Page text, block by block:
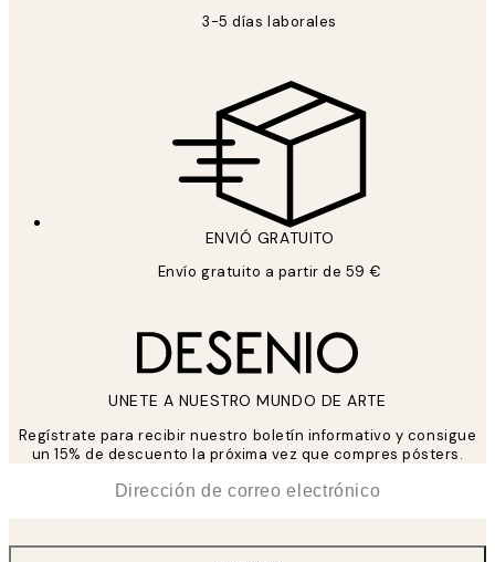
3-5 días laborales
ENVIÓ GRATUITO
Envío gratuito a partir de 59 €
UNETE A NUESTRO MUNDO DE ARTE
Regístrate para recibir nuestro boletín informativo y consigue
un 15% de descuento la próxima vez que compres pósters.